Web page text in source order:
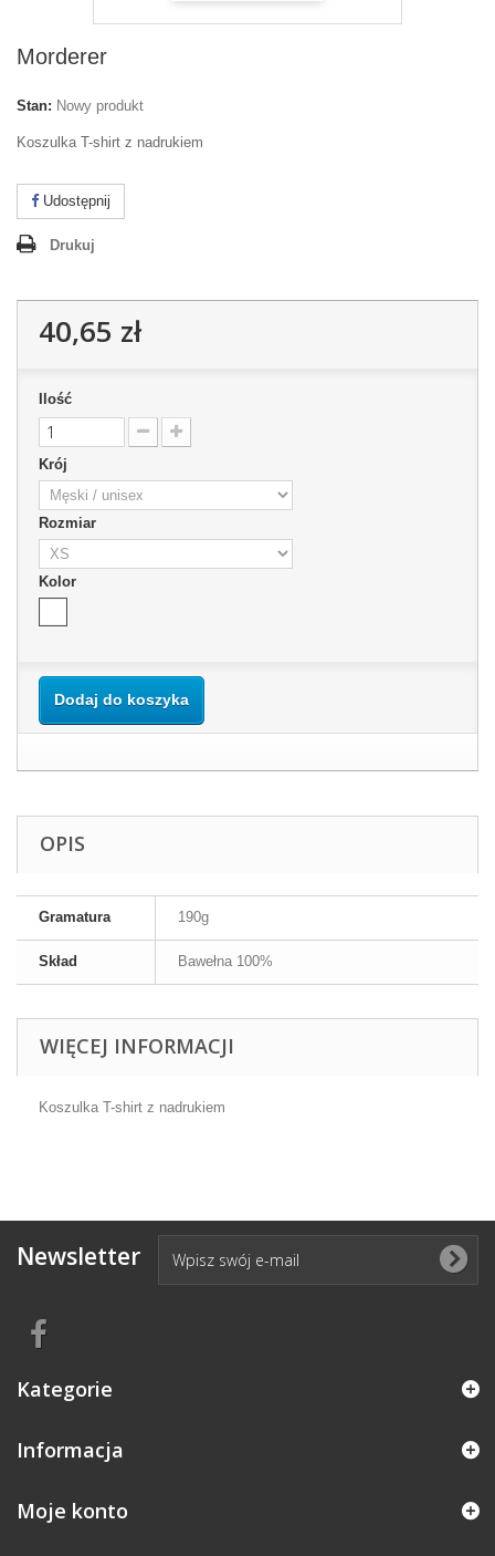
Morderer
Stan: Nowy produkt
Koszulka T-shirt z nadrukiem
Udostępnij
Drukuj
40,65 zł
Ilość
Krój
Rozmiar
Kolor
Dodaj do koszyka
OPIS
Gramatura 190g
Skład Bawełna 100%
WIĘCEJ INFORMACJI
Koszulka T-shirt z nadrukiem
Newsletter
Kategorie
Informacja
Moje konto